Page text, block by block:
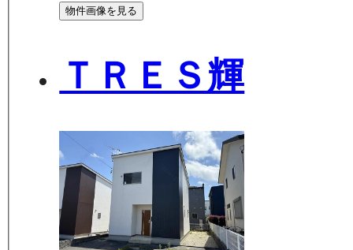
物件画像を見る
ＴＲＥＳ輝